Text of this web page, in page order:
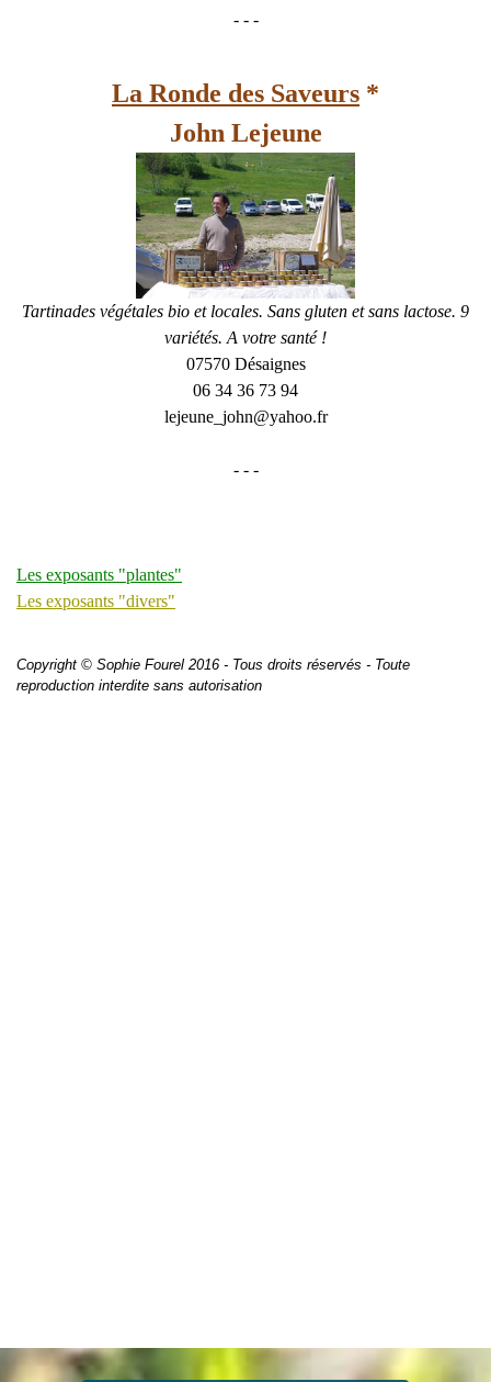
- - -
La Ronde des Saveurs *
John Lejeune
Tartinades végétales bio et locales. Sans gluten et sans lactose. 9
variétés. A votre santé !
07570 Désaignes
06 34 36 73 94
lejeune_john@yahoo.fr
- - -
Les exposants "plantes"
Les exposants "divers"
Copyright © Sophie Fourel 2016 - Tous droits réservés - Toute
reproduction interdite sans autorisation